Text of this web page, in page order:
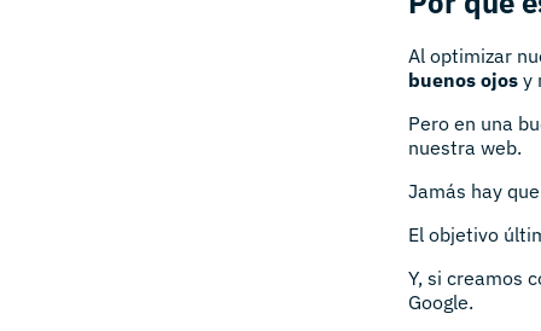
Al optimizar
buenos ojos y
Pero en una
nuestra web.
Jamás hay
El objetivo
Y, si creamos
Google.